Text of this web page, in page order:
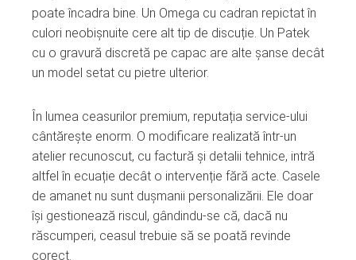
poate încadra bine. Un Omega cu cadran repictat în
culori neobișnuite cere alt tip de discuție. Un Patek
cu o gravură discretă pe capac are alte șanse decât
un model setat cu pietre ulterior.
În lumea ceasurilor premium, reputația service-ului
cântărește enorm. O modificare realizată într-un
atelier recunoscut, cu factură și detalii tehnice, intră
altfel în ecuație decât o intervenție fără acte. Casele
de amanet nu sunt dușmanii personalizării. Ele doar
își gestionează riscul, gândindu-se că, dacă nu
răscumperi, ceasul trebuie să se poată revinde
corect.